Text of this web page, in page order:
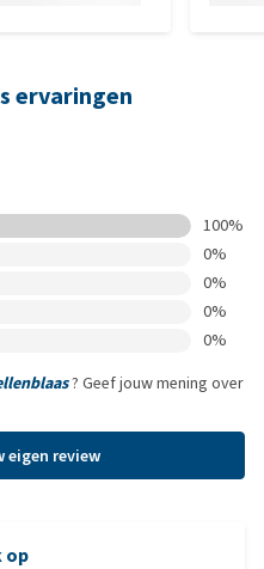
ervaringen
100%
0%
0%
0%
0%
? Geef jouw mening over
review
op